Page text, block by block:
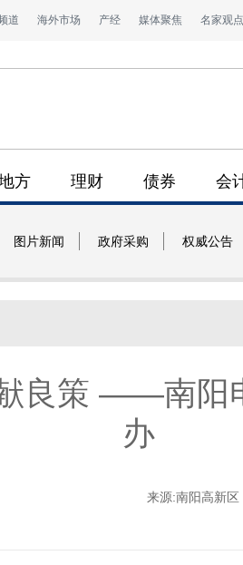
道 海外市场 产经 媒体聚焦 名家观点
方 理财 债券 会
图片新闻 政府采购 权威公告
良策 ——南阳
办
来源:南阳高新区